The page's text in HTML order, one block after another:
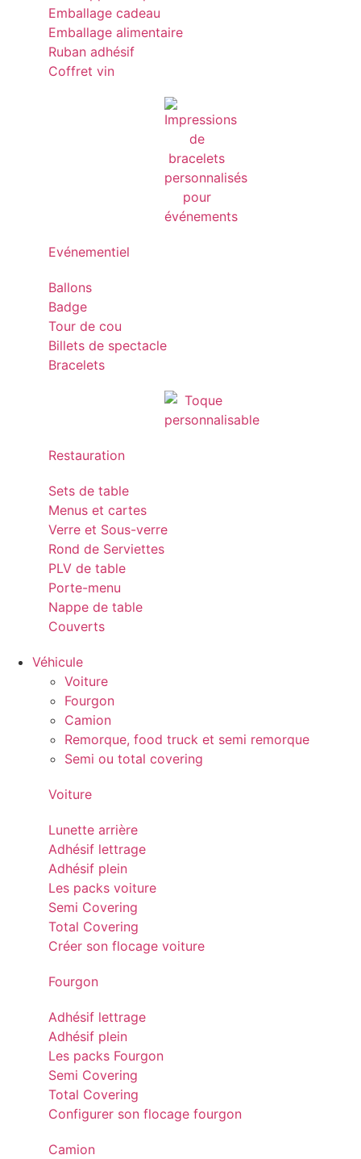
Emballage cadeau
Emballage alimentaire
Ruban adhésif
Coffret vin
Evénementiel
Ballons
Badge
Tour de cou
Billets de spectacle
Bracelets
Restauration
Sets de table
Menus et cartes
Verre et Sous-verre
Rond de Serviettes
PLV de table
Porte-menu
Nappe de table
Couverts
Véhicule
Voiture
Fourgon
Camion
Remorque, food truck et semi remorque
Semi ou total covering
Voiture
Lunette arrière
Adhésif lettrage
Adhésif plein
Les packs voiture
Semi Covering
Total Covering
Créer son flocage voiture
Fourgon
Adhésif lettrage
Adhésif plein
Les packs Fourgon
Semi Covering
Total Covering
Configurer son flocage fourgon
Camion